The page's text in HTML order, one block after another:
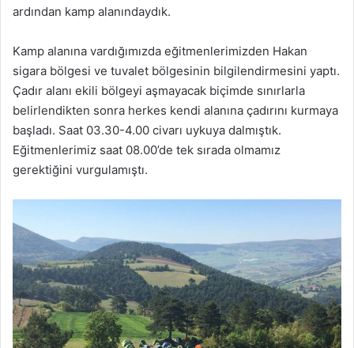
ardından kamp alanındaydık.
Kamp alanına vardığımızda eğitmenlerimizden Hakan
sigara bölgesi ve tuvalet bölgesinin bilgilendirmesini yaptı.
Çadır alanı ekili bölgeyi aşmayacak biçimde sınırlarla
belirlendikten sonra herkes kendi alanına çadırını kurmaya
başladı. Saat 03.30-4.00 civarı uykuya dalmıştık.
Eğitmenlerimiz saat 08.00’de tek sırada olmamız
gerektiğini vurgulamıştı.